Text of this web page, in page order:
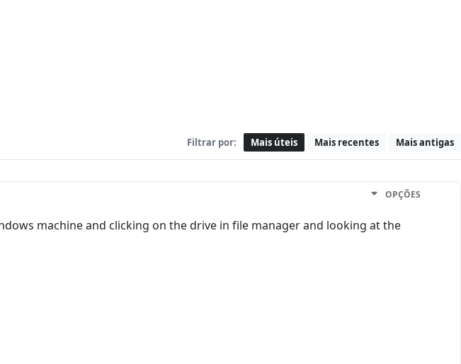
Filtrar por: Mais úteis Mais recentes Mais antigas
OPÇÕES
machine and clicking on the drive in file manager and looking at the